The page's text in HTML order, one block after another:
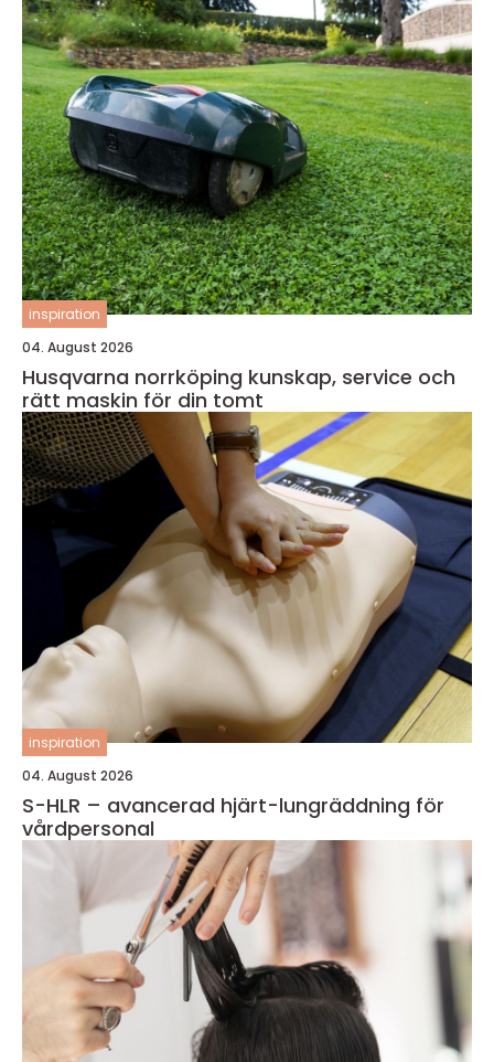
inspiration
04. August 2026
Husqvarna norrköping kunskap, service och
rätt maskin för din tomt
inspiration
04. August 2026
S-HLR – avancerad hjärt-lungräddning för
vårdpersonal